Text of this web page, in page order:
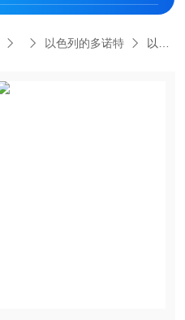
以色列的多诺特 以色列DOROT多若特58P反冲洗阀